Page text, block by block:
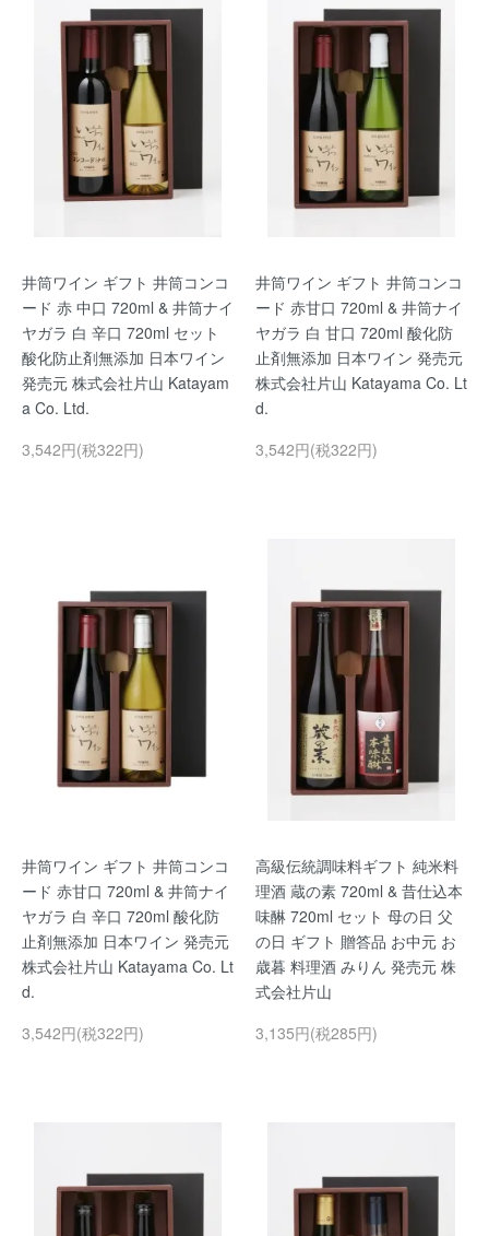
井筒ワイン ギフト 井筒コンコ
ード 赤 中口 720ml & 井筒ナイ
ヤガラ 白 辛口 720ml セット
酸化防止剤無添加 日本ワイン
発売元 株式会社片山 Katayam
a Co. Ltd.
3,542円(税322円)
井筒ワイン ギフト 井筒コンコ
ード 赤甘口 720ml & 井筒ナイ
ヤガラ 白 甘口 720ml 酸化防
止剤無添加 日本ワイン 発売元
株式会社片山 Katayama Co. Lt
d.
3,542円(税322円)
井筒ワイン ギフト 井筒コンコ
ード 赤甘口 720ml & 井筒ナイ
ヤガラ 白 辛口 720ml 酸化防
止剤無添加 日本ワイン 発売元
株式会社片山 Katayama Co. Lt
d.
3,542円(税322円)
高級伝統調味料ギフト 純米料
理酒 蔵の素 720ml & 昔仕込本
味醂 720ml セット 母の日 父
の日 ギフト 贈答品 お中元 お
歳暮 料理酒 みりん 発売元 株
式会社片山
3,135円(税285円)